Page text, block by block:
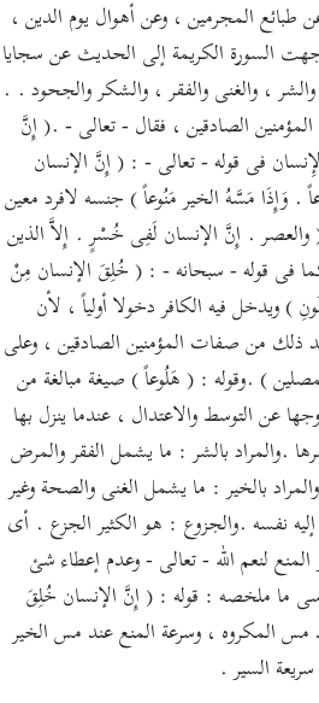
طبائع المجرمين ، وعن أهوال يوم الدين ،
السورة الكريمة إلى الحديث عن سجايا
، والغنى والفقر ، والشكر والجحود . .
الصادقين ، فقال - تعالى - .( إِنَّ
فى قوله - تعالى - : ( إِنَّ الإنسان
. وَإِذَا مَسَّهُ الخير مَنُوعاً ) جنسه لافرد معين
. إِنَّ الإنسان لَفِى خُسْرٍ . إِلاَّ الذين
فى قوله - سبحانه - : ( خُلِقَ الإنسان مِنْ
) ويدخل فيه الكافر دخولا أولياً ، لأن
ذلك من صفات المؤمنين الصادقين ، وعلى
) .وقوله : ( هَلُوعاً ) صيغة مبالغة من
عن التوسط والاعتدال ، عندما ينزل بها
.والمراد بالشر : ما يشمل الفقر والمرض
بالخير : ما يشمل الغنى والصحة وغير
نفسه .والجزوع : هو الكثير الجزع . أى
لنعم الله - تعالى - وعدم إعطاء شئ
ما ملخصه : قوله : ( إِنَّ الإنسان خُلِقَ
مس المكروه ، وسرعة المنع عند مس الخير
السير .